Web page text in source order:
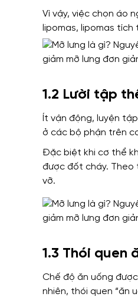
Vì vậy, việc chọn áo
lipomas, lipomas tích
1.2 Lười tập
Ít vận động, luyện
ở các bộ phận trên
Đặc biệt khi cơ thể
được đốt cháy. Theo
vỡ.
1.3 Thói quen
Chế độ ăn uống
nhiên, thói quen “ăn